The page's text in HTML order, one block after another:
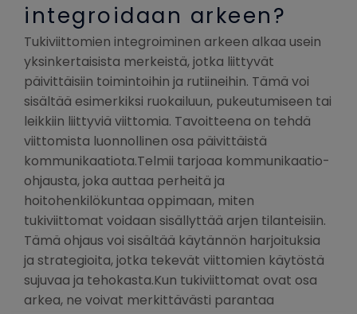
integroidaan arkeen?
Tukiviittomien integroiminen arkeen alkaa usein
yksinkertaisista merkeistä, jotka liittyvät
päivittäisiin toimintoihin ja rutiineihin. Tämä voi
sisältää esimerkiksi ruokailuun, pukeutumiseen tai
leikkiin liittyviä viittomia. Tavoitteena on tehdä
viittomista luonnollinen osa päivittäistä
kommunikaatiota.Telmii tarjoaa kommunikaatio-
ohjausta, joka auttaa perheitä ja
hoitohenkilökuntaa oppimaan, miten
tukiviittomat voidaan sisällyttää arjen tilanteisiin.
Tämä ohjaus voi sisältää käytännön harjoituksia
ja strategioita, jotka tekevät viittomien käytöstä
sujuvaa ja tehokasta.Kun tukiviittomat ovat osa
arkea, ne voivat merkittävästi parantaa